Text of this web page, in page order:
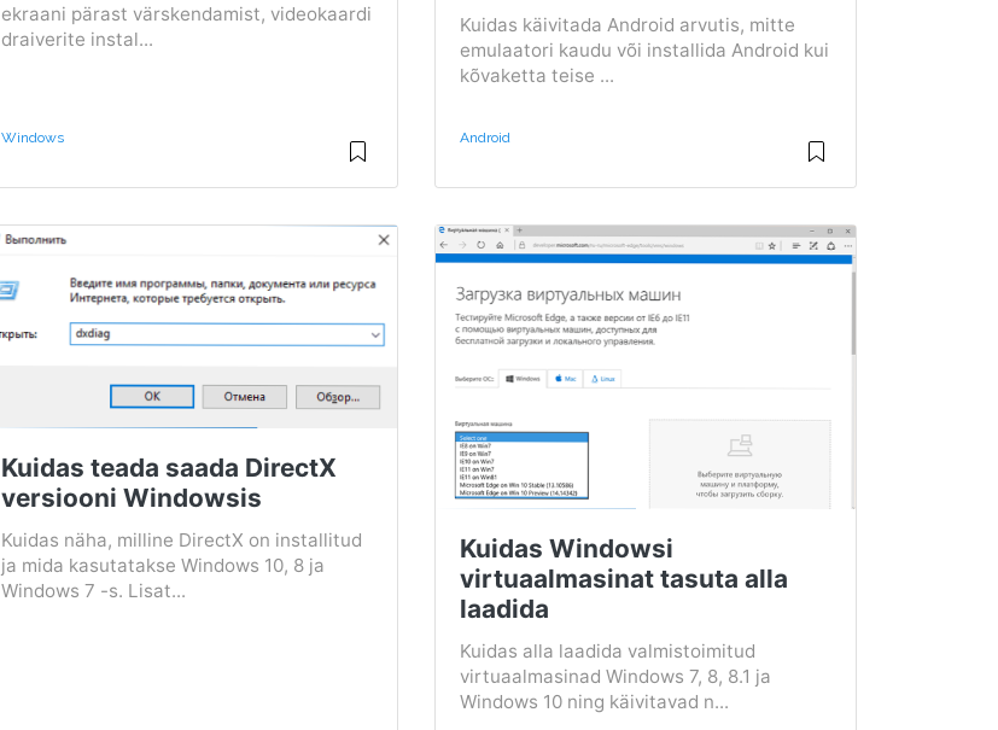
ekraani pärast värskendamist, videokaardi
draiverite instal...
Windows
Kuidas käivitada Android arvutis, mitte
emulaatori kaudu või installida Android kui
kõvaketta teise ...
Android
Kuidas teada saada DirectX
versiooni Windowsis
Kuidas näha, milline DirectX on installitud
ja mida kasutatakse Windows 10, 8 ja
Windows 7 -s. Lisat...
Kuidas Windowsi
virtuaalmasinat tasuta alla
laadida
Kuidas alla laadida valmistoimitud
virtuaalmasinad Windows 7, 8, 8.1 ja
Windows 10 ning käivitavad n...